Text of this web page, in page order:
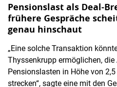
Pensionslast als Deal-
frühere Gespräche
genau hinschaut
„Eine solche Transaktion
Thyssenkrupp ermöglichen,
Pensionslasten in Höhe von
strecken“, sagte eine mit den